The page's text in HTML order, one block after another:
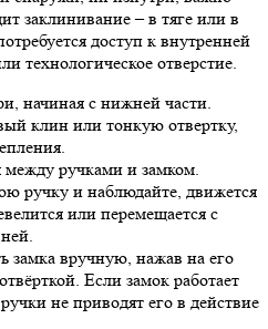
заклинивание – в тяге или в
доступ к внутренней
технологическое отверстие.
начиная с нижней части.
клин или тонкую отвертку,
ручками и замком.
ручку и наблюдайте, движется
или перемещается с
замка вручную, нажав на его
Если замок работает
не приводят его в действие